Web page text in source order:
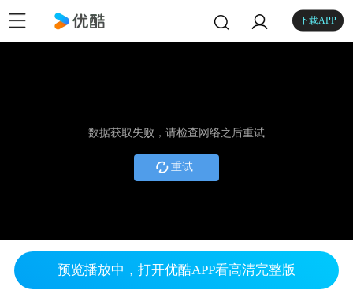
下载APP
数据获取失败，请检查网络之后重试
重试
预览播放中，打开优酷APP看高清完整版